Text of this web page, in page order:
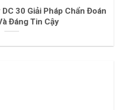
30 Giải Pháp Chẩn Đoán
Đáng Tin Cậy